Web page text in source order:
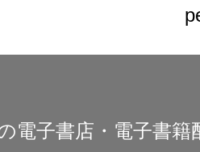
電子書店・電子書